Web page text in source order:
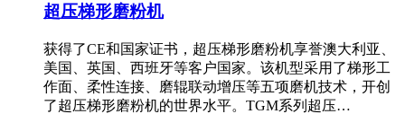
超压梯形磨粉机
获得了CE和国家证书，超压梯形磨粉机享誉澳大利亚、
美国、英国、西班牙等客户国家。该机型采用了梯形工
作面、柔性连接、磨辊联动增压等五项磨机技术，开创
了超压梯形磨粉机的世界水平。TGM系列超压…